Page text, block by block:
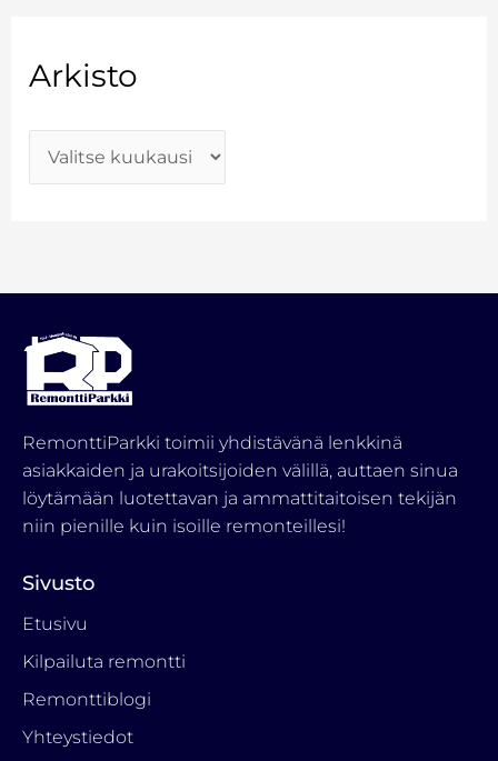
Arkisto
RemonttiParkki toimii yhdistävänä lenkkinä
asiakkaiden ja urakoitsijoiden välillä, auttaen sinua
löytämään luotettavan ja ammattitaitoisen tekijän
niin pienille kuin isoille remonteillesi!
Sivusto
Etusivu
Kilpailuta remontti
Remonttiblogi
Yhteystiedot